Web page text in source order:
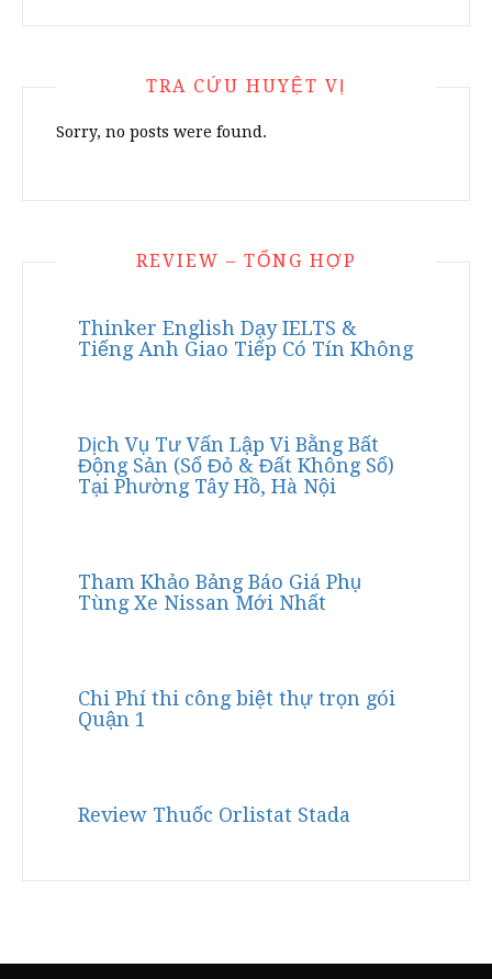
TRA CỨU HUYỆT VỊ
Sorry, no posts were found.
REVIEW – TỔNG HỢP
Thinker English Dạy IELTS &
Tiếng Anh Giao Tiếp Có Tín Không
Dịch Vụ Tư Vấn Lập Vi Bằng Bất
Động Sản (Sổ Đỏ & Đất Không Sổ)
Tại Phường Tây Hồ, Hà Nội
Tham Khảo Bảng Báo Giá Phụ
Tùng Xe Nissan Mới Nhất
Chi Phí thi công biệt thự trọn gói
Quận 1
Review Thuốc Orlistat Stada